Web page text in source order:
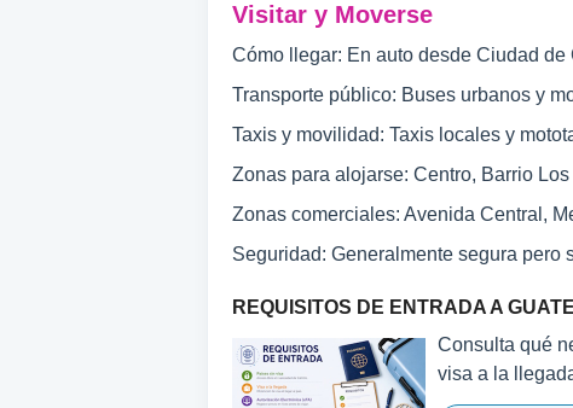
Visitar y Moverse
Cómo llegar: En auto desde Ciudad
Transporte público: Buses urbanos y
Taxis y movilidad: Taxis locales y
Zonas para alojarse: Centro, Barrio Los
Zonas comerciales: Avenida Central,
Seguridad: Generalmente segura pero
REQUISITOS DE ENTRADA A
Consulta qué
visa a la